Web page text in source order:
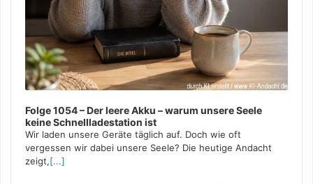
Folge 1054 – Der leere Akku – warum unsere Seele
keine Schnellladestation ist
Wir laden unsere Geräte täglich auf. Doch wie oft
vergessen wir dabei unsere Seele? Die heutige Andacht
zeigt,[...]